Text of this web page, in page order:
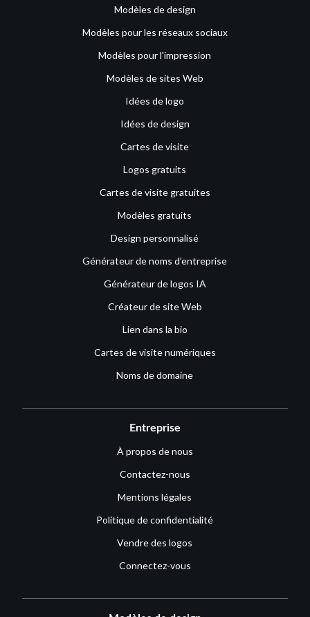
Modèles de design
Modèles pour les réseaux sociaux
Modèles pour l'impression
Modèles de sites Web
Idées de logo
Idées de design
Cartes de visite
Logos gratuits
Cartes de visite gratuites
Modèles gratuits
Design personnalisé
Générateur de noms d’entreprise
Générateur de logos IA
Créateur de site Web
Lien dans la bio
Cartes de visite numériques
Noms de domaine
Entreprise
À propos de nous
Contactez-nous
Mentions légales
Politique de confidentialité
Vendre des logos
Connectez-vous